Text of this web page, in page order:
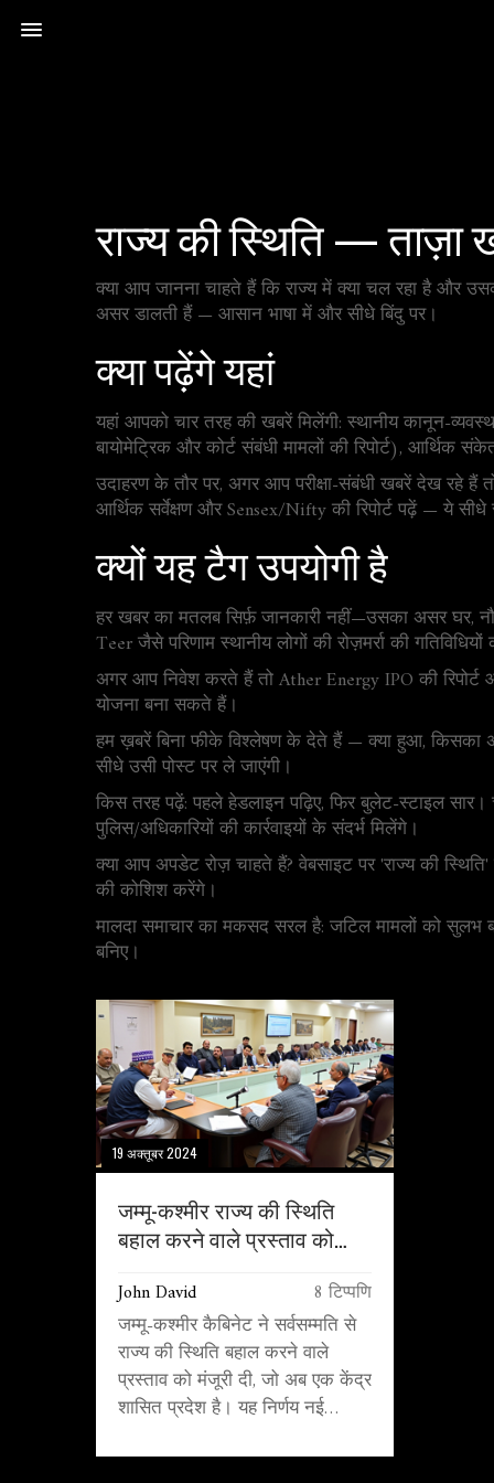
राज्य की स्थिति —
क्या आप जानना चाहते हैं कि राज्य में क्या चल रहा है और
असर डालती हैं — आसान भाषा में और सीधे बिंदु पर।
क्या पढ़ेंगे यहां
यहां आपको चार तरह की खबरें मिलेंगी: स्थानीय कानून-
बायोमेट्रिक और कोर्ट संबंधी मामलों की रिपोर्ट), आर्थिक
उदाहरण के तौर पर, अगर आप परीक्षा-संबंधी खबरें देख रहे
आर्थिक सर्वेक्षण और Sensex/Nifty की रिपोर्ट पढ़ें — ये
क्यों यह टैग उपयोगी है
हर खबर का मतलब सिर्फ़ जानकारी नहीं—उसका असर घर,
Teer जैसे परिणाम स्थानीय लोगों की रोज़मर्रा की
अगर आप निवेश करते हैं तो Ather Energy IPO की
योजना बना सकते हैं।
हम ख़बरें बिना फीके विश्लेषण के देते हैं — क्या हुआ,
सीधे उसी पोस्ट पर ले जाएंगी।
किस तरह पढ़ें: पहले हेडलाइन पढ़िए, फिर बुलेट-स्टाइल
पुलिस/अधिकारियों की कार्रवाइयों के संदर्भ मिलेंगे।
क्या आप अपडेट रोज़ चाहते हैं? वेबसाइट पर 'राज्य की
की कोशिश करेंगे।
मालदा समाचार का मकसद सरल है: जटिल मामलों को
बनिए।
19 अक्तूबर 2024
जम्मू-कश्मीर राज्य की स्थिति
बहाल करने वाले प्रस्ताव को
John David 8 टिप्पणि
जम्मू-कश्मीर कैबिनेट ने सर्वसम्मति से
राज्य की स्थिति बहाल करने वाले
प्रस्ताव को मंजूरी दी, जो अब एक केंद्र
शासित प्रदेश है। यह निर्णय नई
प्रस्ताव में 2019 में अनुच्छेद 370 के